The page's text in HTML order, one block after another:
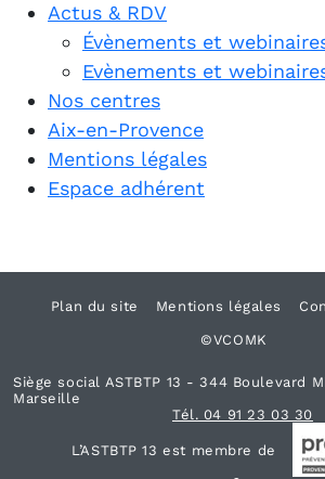
Actus & RDV
Évènements et
Evènements et
Nos centres
Aix-en-Provence
Mentions légales
Espace adhérent
Plan du site Mentions légales
©VCOMK
Siège social ASTBTP 13 - 344 Boulevard
Marseille
Tél. 04 91 23 03 30
L’ASTBTP 13 est membre de